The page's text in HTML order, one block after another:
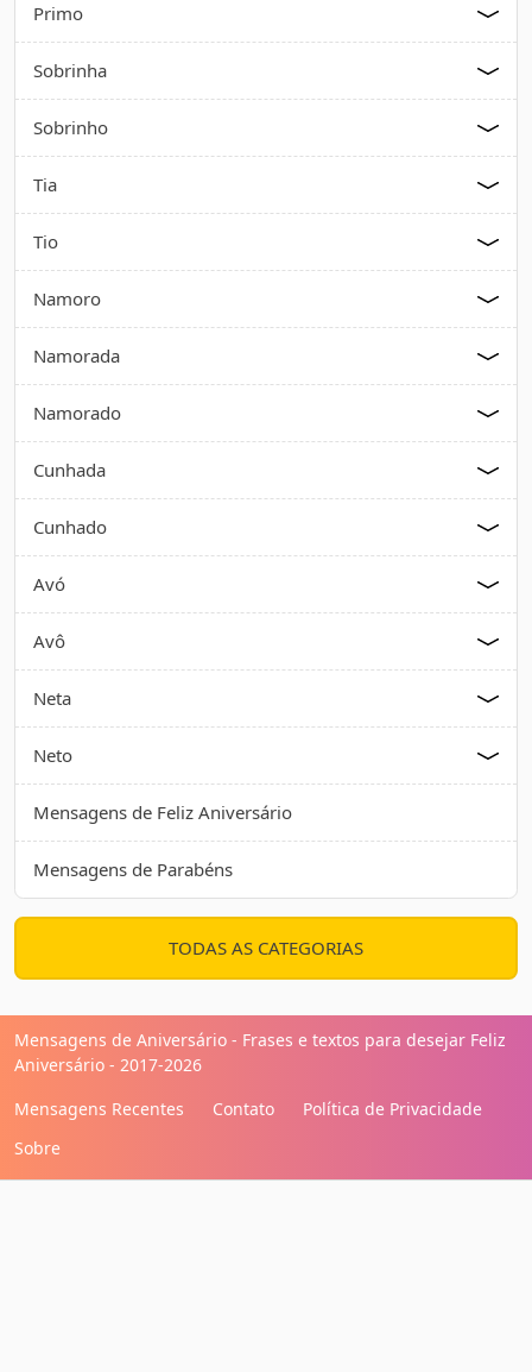
Primo
Sobrinha
Sobrinho
Tia
Tio
Namoro
Namorada
Namorado
Cunhada
Cunhado
Avó
Avô
Neta
Neto
Mensagens de Feliz Aniversário
Mensagens de Parabéns
TODAS AS CATEGORIAS
Mensagens de Aniversário - Frases e textos para desejar Feliz
Aniversário - 2017-2026
Mensagens Recentes
Contato
Política de Privacidade
Sobre